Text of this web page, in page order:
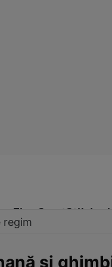
Time SportStil de
regim
şi